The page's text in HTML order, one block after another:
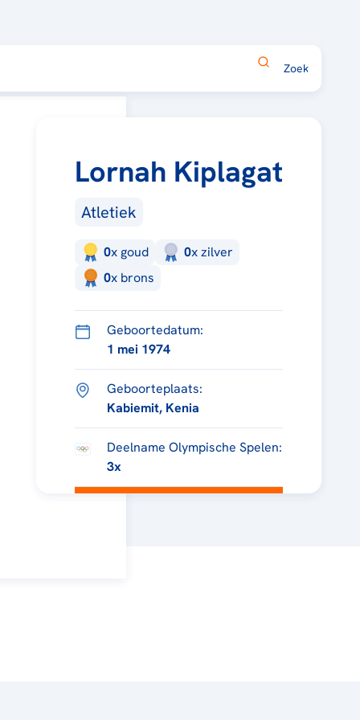
Lornah Kiplagat
Atletiek
0x goud 0xzilver
0x brons
Geboortedatum:
1 mei 1974
Geboorteplaats:
Kabiemit, Kenia
Deelname Olympische Spelen:
3x